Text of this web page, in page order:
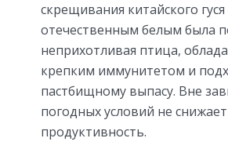
скрещивания китайского гуся
отечественным белым была
неприхотливая птица,
крепким иммунитетом и
пастбищному выпасу. Вне
погодных условий не
продуктивность.